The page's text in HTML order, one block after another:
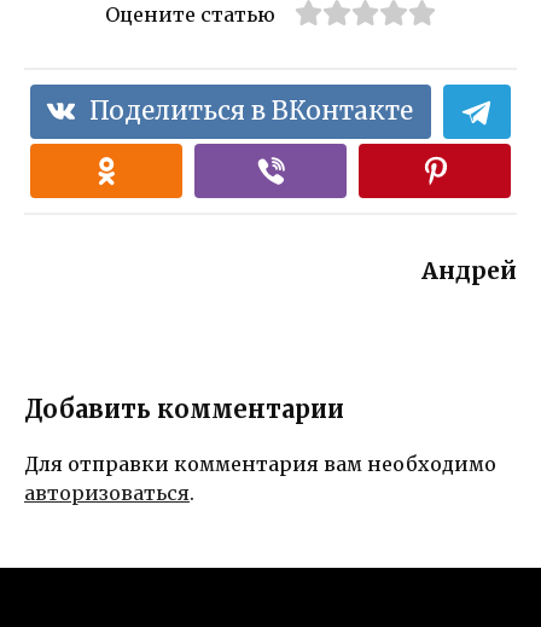
Оцените статью
Поделиться в ВКонтакте
Андрей
Добавить комментарии
Для отправки комментария вам необходимо
авторизоваться.